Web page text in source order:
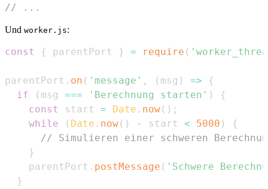
// ...
Und worker.js:
const { parentPort } = require (
parentPort . on ( 'message' , ( msg ) =>
{
if
( msg === 'Berechnung starten' )
{
const
start = Date . now( ) ;
while
( Date . now( ) - start < 5000 )
{
// Simulieren einer schweren
}
    parentPort
. postMessage ( 'Schwere
}